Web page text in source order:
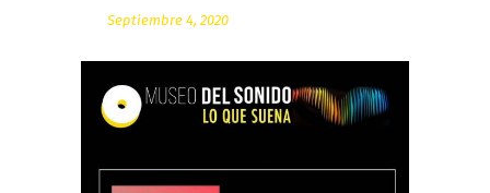
Septiembre 4, 2020